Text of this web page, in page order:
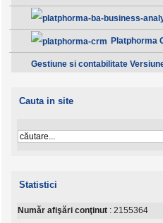
B.A. Analiza afacerii - Clasic
Platphorma
Gestiune si contabilitate
Cauta in site
Statistici
Număr afişări conţinut : 2155364